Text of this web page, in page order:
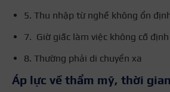
5. Thu nhập từ nghề không ổn
7. Giờ giấc làm việc không cố định
8. Thường phải di chuyển xa
Áp lực về thẩm mỹ, thời